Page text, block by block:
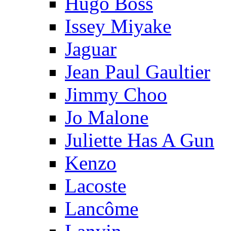
Issey Miyake
Jaguar
Jean Paul Gaultier
Jimmy Choo
Jo Malone
Juliette Has A Gun
Kenzo
Lacoste
Lancôme